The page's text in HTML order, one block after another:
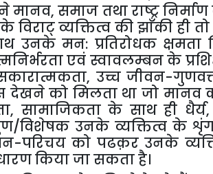
मानव,समाज तथाराष्ट्रनिर्माण
विराट् व्यक्तित्व की झाँकी ही तो
उनके मन: प्रतिरोधक क्षमता
एवं स्वावलम्बनके
, उच्च जीवन-
देखने को मिलता था जो मानव
, सामाजिकता के साथ ही धैर्य,
/विशेषक उनके व्यक्तित्व के
-परिचय को पढक़र उनके
कियाजासकताहै।